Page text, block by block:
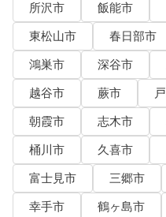
所沢市
飯能市
東松山市
春日部市
鴻巣市
深谷市
越谷市
蕨市
朝霞市
志木市
桶川市
久喜市
富士見市
三郷市
幸手市
鶴ヶ島市